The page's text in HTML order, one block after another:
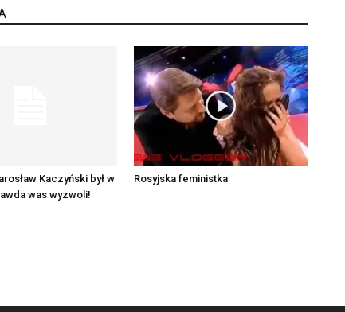
Kaczyński był w
was wyzwoli!
Rosyjska feministka